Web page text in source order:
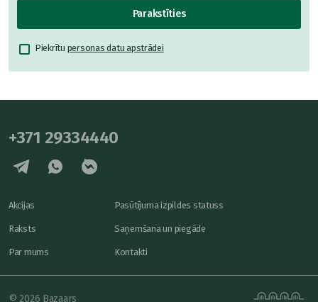
Parakstīties
Piekrītu personas datu apstrādei
+371 29334440
Akcijas
Raksts
Par mums
Pasūtījuma izpildes statuss
Saņemšana un piegāde
Kontakti
© 2026 Bazaars